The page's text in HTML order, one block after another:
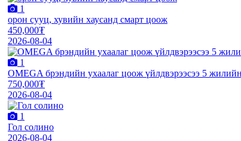
1
орон сууц, хувийн хаусанд смарт цоож
450,000₮
2026-08-04
1
OMEGA брэндийн ухаалаг цоож үйлдвэрээсээ 5 жилийн
750,000₮
2026-08-04
1
Гол солино
2026-08-04